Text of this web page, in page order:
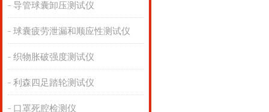
导管球囊卸压测试仪
球囊疲劳泄漏和顺应性测试仪
织物胀破强度测试仪
利森四足踏轮测试仪
口罩死腔检测仪